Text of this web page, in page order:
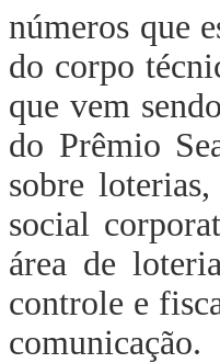
números que
do corpo
que vem
do Prêmio
sobre
social
área de
controle e
comunicação.